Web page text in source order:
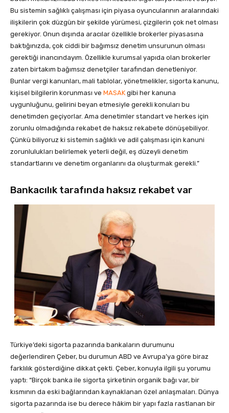
Bu sistemin sağlıklı çalışması için piyasa oyuncularının aralarındaki
ilişkilerin çok düzgün bir şekilde yürümesi, çizgilerin çok net olması
gerekiyor. Onun dışında aracılar özellikle brokerler piyasasına
baktığınızda, çok ciddi bir bağımsız denetim unsurunun olması
gerektiği inancındayım. Özellikle kurumsal yapıda olan brokerler
zaten birtakım bağımsız denetçiler tarafından denetleniyor.
Bunlar vergi kanunları, mali tablolar, yönetmelikler, sigorta kanunu,
kişisel bilgilerin korunması ve MASAKgibi her kanuna
uygunluğunu, gelirini beyan etmesiyle gerekli konuları bu
denetimden geçiyorlar. Ama denetimler standart ve herkes için
zorunlu olmadığında rekabet de haksız rekabete dönüşebiliyor.
Çünkü biliyoruz ki sistemin sağlıklı ve adil çalışması için kanuni
zorunlulukları belirlemek yeterli değil, eş düzeyli denetim
standartlarını ve denetim organlarını da oluşturmak gerekli.”
Bankacılık tarafında haksız rekabet var
Türkiye’deki sigorta pazarında bankaların durumunu
değerlendiren Çeber, bu durumun ABD ve Avrupa’ya göre biraz
farklılık gösterdiğine dikkat çekti. Çeber, konuyla ilgili şu yorumu
yaptı: “Birçok banka ile sigorta şirketinin organik bağı var, bir
kısmının da eski bağlarından kaynaklanan özel anlaşmaları. Dünya
sigorta pazarında ise bu derece hâkim bir yapı fazla rastlanan bir